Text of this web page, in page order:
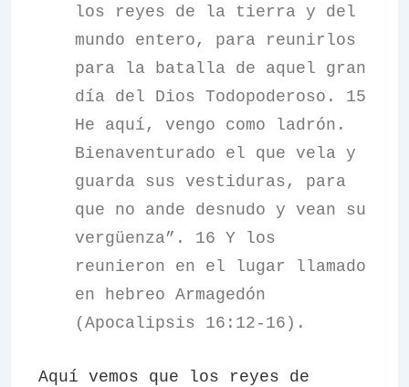
los reyes de la tierra y del
mundo entero, para reunirlos
para la batalla de aquel gran
día del Dios Todopoderoso. 15
He aquí, vengo como ladrón.
Bienaventurado el que vela y
guarda sus vestiduras, para
que no ande desnudo y vean su
vergüenza”. 16 Y los
reunieron en el lugar llamado
en hebreo Armagedón
(Apocalipsis 16:12-16).
Aquí vemos que los reyes de